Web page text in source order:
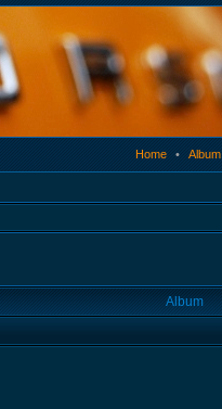
Home • Album
Album